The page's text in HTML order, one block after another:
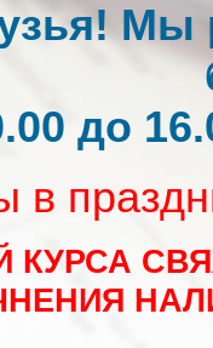
Мы
до
в
КУРСА